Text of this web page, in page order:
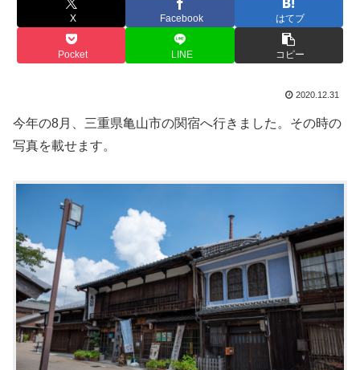
X Facebook はてブ
Pocket LINE コピー
2020.12.31
今年の8月、三重県亀山市の関宿へ行きました。その時の
写真を載せます。